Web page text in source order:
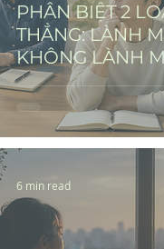
PHÂN BIỆT 2
THẲNG: LÀNH
KHÔNG LÀNH
6 min read